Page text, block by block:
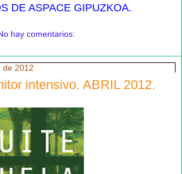
DE ASPACE GIPUZKOA.
hay comentarios:
de 2012
intensivo. ABRIL 2012.